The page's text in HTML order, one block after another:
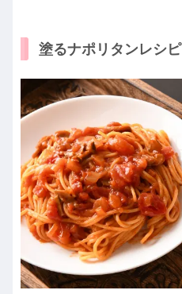
塗るナポリタンレシピ